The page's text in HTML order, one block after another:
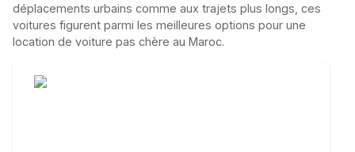
déplacements urbains comme aux trajets plus longs, ces
voitures figurent parmi les meilleures options pour une
location de voiture pas chère au Maroc.